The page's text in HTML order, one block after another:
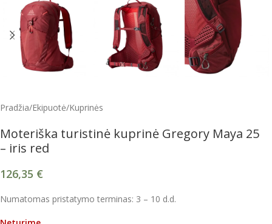
Pradžia/Ekipuotė/Kuprinės
Moteriška turistinė kuprinė Gregory Maya 25
– iris red
126,35 €
Numatomas pristatymo terminas: 3 – 10 d.d.